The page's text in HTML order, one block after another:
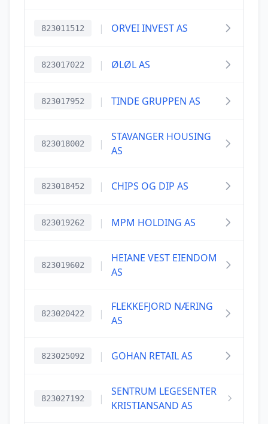
823011512 | ORVEI INVEST AS
823017022 | ØLØL AS
823017952 | TINDE GRUPPEN AS
823018002 |
STAVANGER HOUSING
AS
823018452 | CHIPS OG DIP AS
823019262 | MPM HOLDING AS
823019602 |
HEIANE VEST EIENDOM
AS
823020422 |
FLEKKEFJORD NÆRING
AS
823025092 | GOHAN RETAIL AS
823027192 |
SENTRUM LEGESENTER
KRISTIANSAND AS